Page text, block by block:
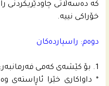
كه‌ ده‌سه‌ڵاتی چاودێریکردنی
خۆراكى نییه‌.
دوه‌م: راسپارده‌كان
1. بۆ کێشەی کەمی فەرمانبەر:
* داواکاری خێرا ئاڕاستەی